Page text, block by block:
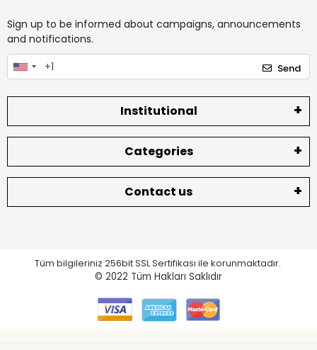
Sign up to be informed about campaigns, announcements
and notifications.
Send
Institutional
Categories
Contact us
Tüm bilgileriniz 256bit SSL Sertifikası ile korunmaktadır.
© 2022 Tüm Hakları Saklıdır